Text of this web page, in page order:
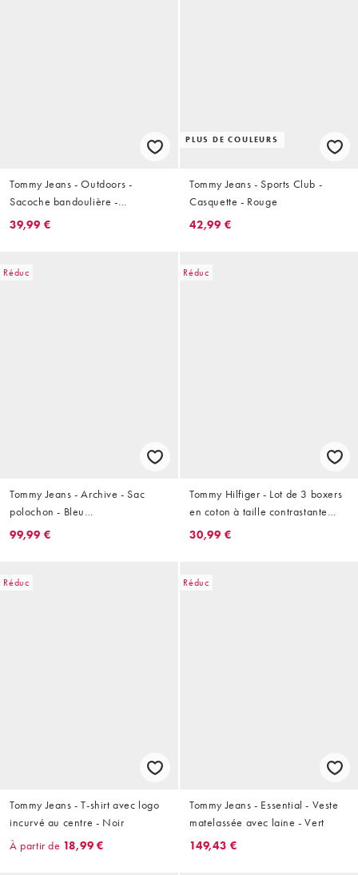
Tommy Jeans - Outdoors -
Sacoche bandoulière -
Crème/gris
39,99 €
PLUS DE COULEURS
Tommy Jeans - Sports Club -
Casquette - Rouge
42,99 €
Réduc
Tommy Jeans - Archive - Sac
polochon - Bleu
marine/rouge/blanc
99,99 €
Réduc
Tommy Hilfiger - Lot de 3 boxers
en coton à taille contrastante
bleue/verte - Noir
30,99 €
Réduc
Tommy Jeans - T-shirt avec logo
incurvé au centre - Noir
À partir de 18,99 €
Réduc
Tommy Jeans - Essential - Veste
matelassée avec laine - Vert
149,43 €